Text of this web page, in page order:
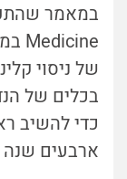
של ניסוי
בכלים של
כדי להשיב
ארבעים שנה